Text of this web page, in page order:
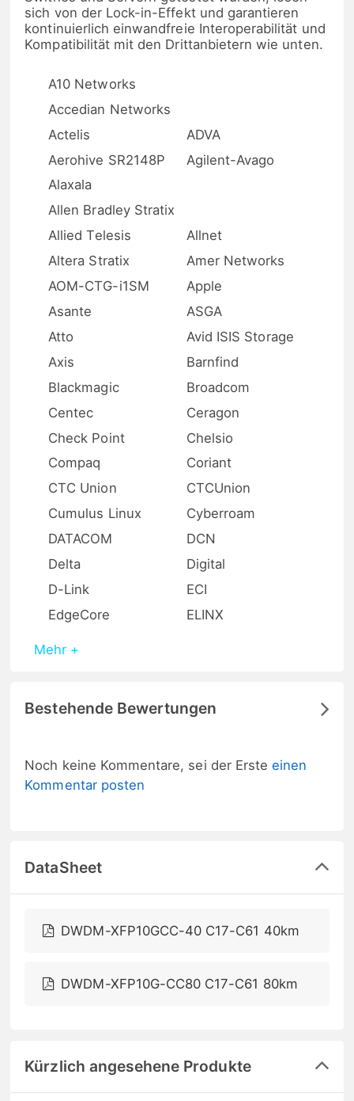
sich von der Lock-in-Effekt und garantieren
kontinuierlich einwandfreie Interoperabilität und
Kompatibilität mit den Drittanbietern wie unten.
A10 Networks
Accedian Networks
Actelis
ADVA
Aerohive SR2148P
Agilent-Avago
Alaxala
Allen Bradley Stratix
Allied Telesis
Allnet
Altera Stratix
Amer Networks
AOM-CTG-i1SM
Apple
Asante
ASGA
Atto
Avid ISIS Storage
Axis
Barnfind
Blackmagic
Broadcom
Centec
Ceragon
Check Point
Chelsio
Compaq
Coriant
CTC Union
CTCUnion
Cumulus Linux
Cyberroam
DATACOM
DCN
Delta
Digital
D-Link
ECI
EdgeCore
ELINX
Mehr +
Bestehende Bewertungen
Noch keine Kommentare, sei der Ersteeinen
Kommentar posten
DataSheet
DWDM-XFP10GCC-40 C17-C61 40km
DWDM-XFP10G-CC80 C17-C61 80km
Kürzlich angesehene Produkte